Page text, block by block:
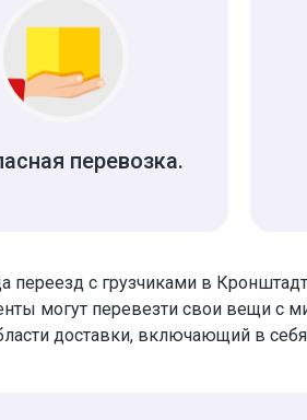
перевозка.
переезд с грузчиками в
могут перевезти свои вещи
доставки, включающий в